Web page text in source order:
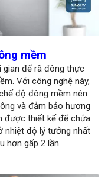
mềm
gian để rã đông thực
Với công nghệ này,
độ đông mềm nên
và đảm bảo hương
được thiết kế để chứa
nhiệt độ lý tưởng nhất
hơn gấp 2 lần.